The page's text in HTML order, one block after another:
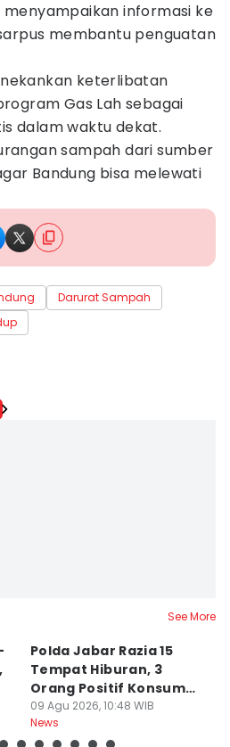
informasi ke
membantu penguatan
keterlibatan
Gas Lah sebagai
dalam waktu dekat.
sampah dari sumber
Bandung bisa melewati
Darurat Sampah
See More
Polda Jabar Razia 15
Tempat Hiburan, 3
Orang Positif Konsumsi
Narkoba
09 Agu 2026, 10:48 WIB
News